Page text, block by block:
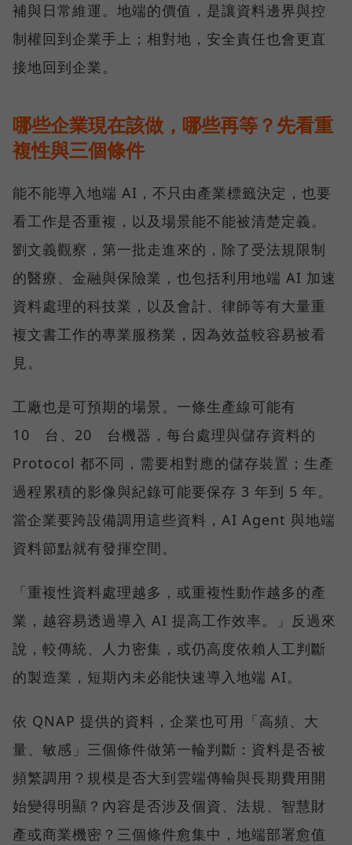
補與日常維運。地端的價值，是讓資料邊界與控
制權回到企業手上；相對地，安全責任也會更直
接地回到企業。
哪些企業現在該做，哪些再等？先看重
複性與三個條件
能不能導入地端 AI，不只由產業標籤決定，也要
看工作是否重複，以及場景能不能被清楚定義。
劉文義觀察，第一批走進來的，除了受法規限制
的醫療、金融與保險業，也包括利用地端 AI 加速
資料處理的科技業，以及會計、律師等有大量重
複文書工作的專業服務業，因為效益較容易被看
見。
工廠也是可預期的場景。一條生產線可能有
10 台、20 台機器，每台處理與儲存資料的
Protocol 都不同，需要相對應的儲存裝置；生產
過程累積的影像與紀錄可能要保存 3 年到 5 年。
當企業要跨設備調用這些資料，AI Agent 與地端
資料節點就有發揮空間。
「重複性資料處理越多，或重複性動作越多的產
業，越容易透過導入 AI 提高工作效率。」反過來
說，較傳統、人力密集，或仍高度依賴人工判斷
的製造業，短期內未必能快速導入地端 AI。
依 QNAP 提供的資料，企業也可用「高頻、大
量、敏感」三個條件做第一輪判斷：資料是否被
頻繁調用？規模是否大到雲端傳輸與長期費用開
始變得明顯？內容是否涉及個資、法規、智慧財
產或商業機密？三個條件愈集中，地端部署愈值